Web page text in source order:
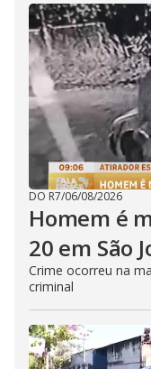
DO R7/06/08/2026
Homem é
20 em São
Crime ocorreu na
criminal